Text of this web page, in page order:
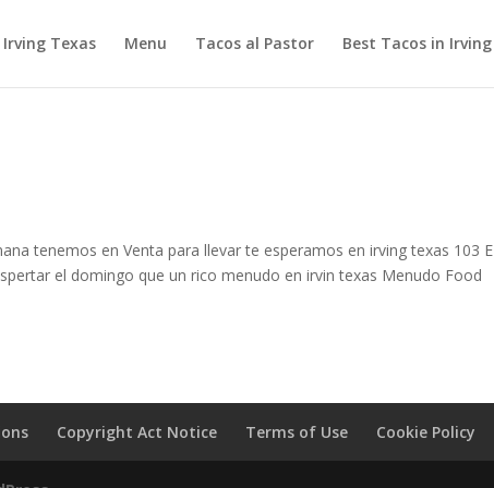
Texas Menu Tacos al Pastor Best Tacos in Irving
tenemos en Venta para llevar te esperamos en irving texas 103 E
el domingo que un rico menudo en irvin texas Menudo Food
Copyright Act Notice Terms of Use Cookie Policy